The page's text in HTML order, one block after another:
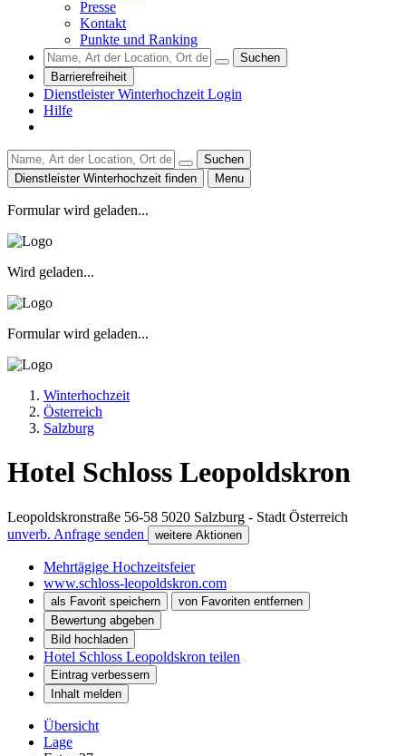
Presse
Kontakt
Punkte und Ranking
Suchen
Barrierefreiheit
Dienstleister Winterhochzeit Login
Hilfe
Suchen
Dienstleister Winterhochzeit finden
Menu
Formular wird geladen...
Wird geladen...
Formular wird geladen...
Winterhochzeit
Österreich
Salzburg
Hotel Schloss Leopoldskron
Leopoldskronstraße 56-58 5020 Salzburg - Stadt Österreich
unverb. Anfrage senden
weitere Aktionen
Mehrtägige Hochzeitsfeier
www.schloss-leopoldskron.com
als Favorit speichern
von Favoriten entfernen
Bewertung abgeben
Bild hochladen
Hotel Schloss Leopoldskron teilen
Eintrag verbessern
Inhalt melden
Übersicht
Lage